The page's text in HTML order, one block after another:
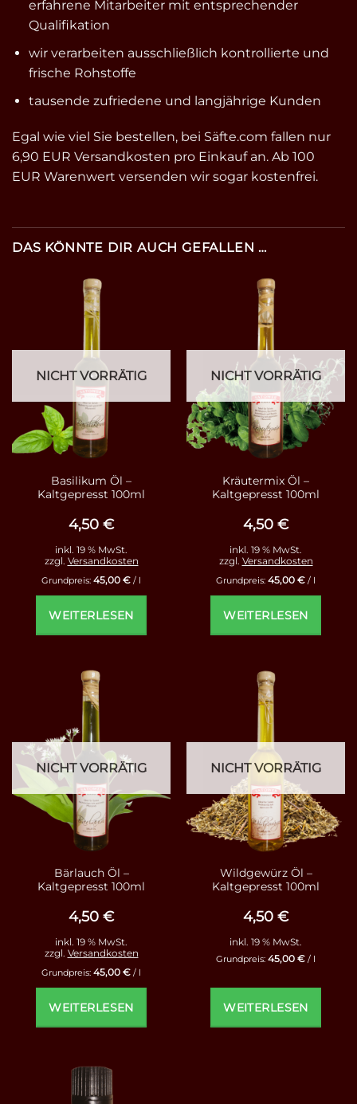
erfahrene Mitarbeiter mit entsprechender
Qualifikation
wir verarbeiten ausschließlich kontrollierte und
frische Rohstoffe
tausende zufriedene und langjährige Kunden
Egal wie viel Sie bestellen, bei Säfte.com fallen nur
6,90 EUR Versandkosten pro Einkauf an. Ab 100
EUR Warenwert versenden wir sogar kostenfrei.
DAS KÖNNTE DIR AUCH GEFALLEN …
NICHT VORRÄTIG
Basilikum Öl –
Kaltgepresst 100ml
4,50 €
inkl. 19 % MwSt.
zzgl. Versandkosten
Grundpreis: 45,00 € / l
WEITERLESEN
NICHT VORRÄTIG
Kräutermix Öl –
Kaltgepresst 100ml
4,50 €
inkl. 19 % MwSt.
zzgl. Versandkosten
Grundpreis: 45,00 € / l
WEITERLESEN
NICHT VORRÄTIG
Bärlauch Öl –
Kaltgepresst 100ml
4,50 €
inkl. 19 % MwSt.
zzgl. Versandkosten
Grundpreis: 45,00 € / l
WEITERLESEN
NICHT VORRÄTIG
Wildgewürz Öl –
Kaltgepresst 100ml
4,50 €
inkl. 19 % MwSt.
Grundpreis: 45,00 € / l
WEITERLESEN